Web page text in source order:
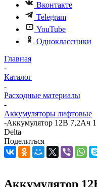
Вконтакте
Telegram
YouTube
Одноклассники
Главная
-
Каталог
-
Расходные материалы
-
Аккумуляторы лифтовые
-Аккумулятор 12В 7,2Ач
Delta
Поделиться
Аккумулятор